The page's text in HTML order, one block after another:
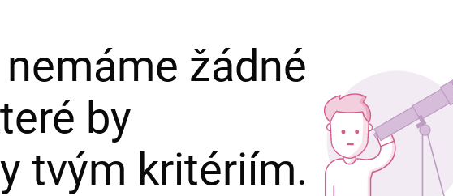
žádné
by
tvým kritériím.